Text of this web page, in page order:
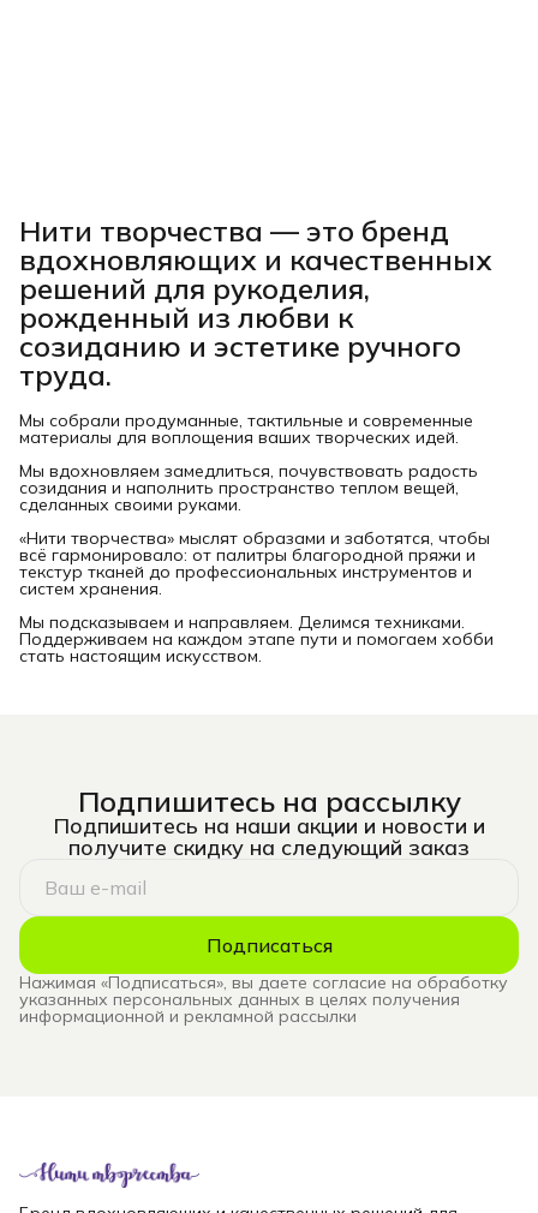
Нити творчества — это бренд
вдохновляющих и качественных
решений для рукоделия,
рожденный из любви к
созиданию и эстетике ручного
труда.
Мы собрали продуманные, тактильные и современные
материалы для воплощения ваших творческих идей.
Мы вдохновляем замедлиться, почувствовать радость
созидания и наполнить пространство теплом вещей,
сделанных своими руками.
«Нити творчества» мыслят образами и заботятся, чтобы
всё гармонировало: от палитры благородной пряжи и
текстур тканей до профессиональных инструментов и
систем хранения.
Мы подсказываем и направляем. Делимся техниками.
Поддерживаем на каждом этапе пути и помогаем хобби
стать настоящим искусством.
Подпишитесь на рассылку
Подпишитесь на наши акции и новости и
получите скидку на следующий заказ
Подписаться
Нажимая «Подписаться», вы даете согласие на обработку
указанных персональных данных в целях получения
информационной и рекламной рассылки